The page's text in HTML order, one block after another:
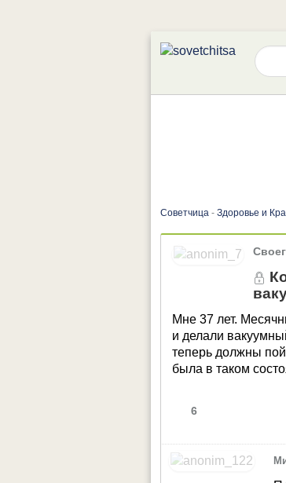
Советчица - Здоровье и
Мне 37 лет.
и делали
теперь должны
была в таком
6